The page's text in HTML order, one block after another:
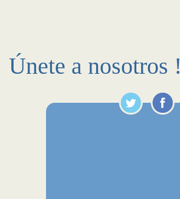
Únete a nosotros !